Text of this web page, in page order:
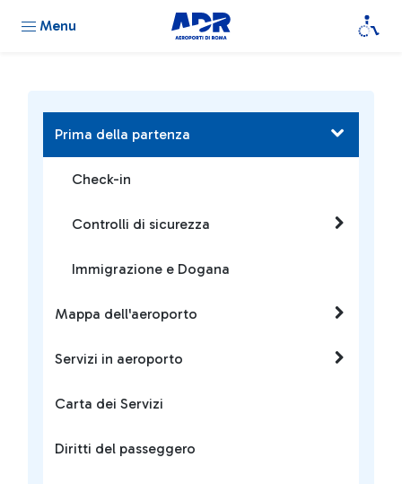
Menu
Prima della partenza
Check-in
Controlli di sicurezza
Immigrazione e Dogana
Mappa dell'aeroporto
Servizi in aeroporto
Carta dei Servizi
Diritti del passeggero